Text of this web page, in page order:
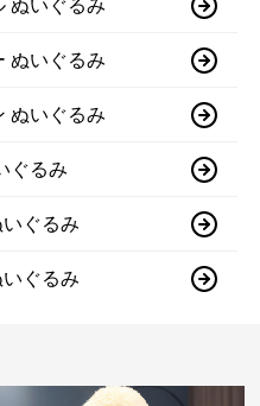
ぬいぐるみ
ぬいぐるみ
ぬいぐるみ
ぐるみ
ぐるみ
ぐるみ